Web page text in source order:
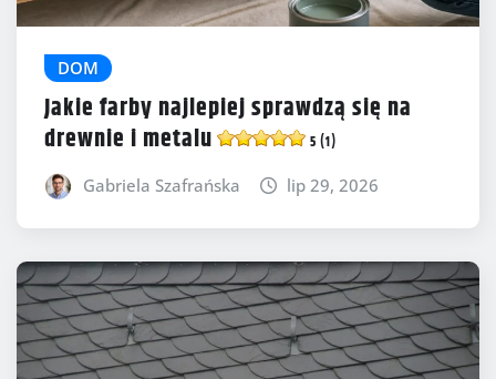
DOM
Jakie farby najlepiej sprawdzą się na
drewnie i metalu
5 (1)
Gabriela Szafrańska lip 29, 2026